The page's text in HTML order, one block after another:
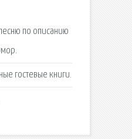
по описанию
гостевые книги.